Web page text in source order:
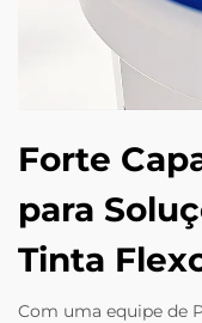
Forte
para
Tinta
Com uma equipe de